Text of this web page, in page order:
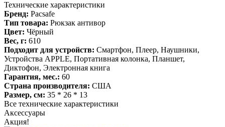
Технические характеристики
Бренд: Pacsafe
Тип товара: Рюкзак антивор
Цвет: Чёрный
Вес, г: 610
Подходит для устройств: Смартфон, Плеер, Наушники,
Устройства APPLE, Портативная колонка, Планшет,
Диктофон, Электронная книга
Гарантия, мес.: 60
Страна производителя: США
Размер, см: 35 * 26 * 13
Все технические характеристики
Аксессуары
Акция!